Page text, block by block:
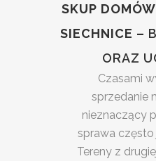
SKUP
SIECHNICE –
ORAZ
Czasami
sprzedanie
nieznaczący
sprawa często
Tereny z